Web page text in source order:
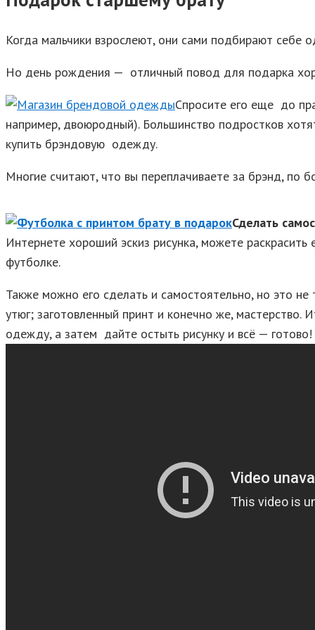
Когда мальчики взрослеют, они сами подбирают себе
Но день рождения — отличный повод для подарка
Спросите его еще до
например, двоюродный). Большинство подростков
купить брэндовую одежду.
Многие считают, что вы переплачиваете за брэнд, по
Сделать
Интернете хороший эскиз рисунка, можете
футболке.
Также можно его сделать и самостоятельно, но это
утюг; заготовленный принт и конечно же,
одежду, а затем дайте остыть рисунку и всё — готово!